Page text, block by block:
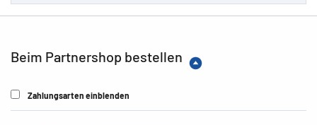
Beim Partnershop bestellen
Zahlungsarten einblenden